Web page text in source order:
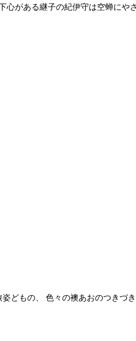
心がある継子の紀伊守は空蝉にや
どもの、 色々の襖あおのつきづ